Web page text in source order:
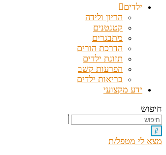
ילדים
הריון ולידה
קטנטנים
מתבגרים
הדרכת הורים
תזונת ילדים
הפרעות קשב
בריאות ילדים
ידע מקצועי
חיפוש
מצא לי מטפל/ת